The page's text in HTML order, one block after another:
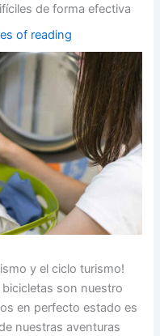
de forma efectiva
of reading
y el ciclo turismo!
son nuestro
en perfecto estado es
nuestras aventuras